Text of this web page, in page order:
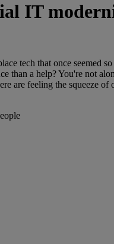
IT
tech that once seemed
than a help? You're not
are feeling the squeeze of